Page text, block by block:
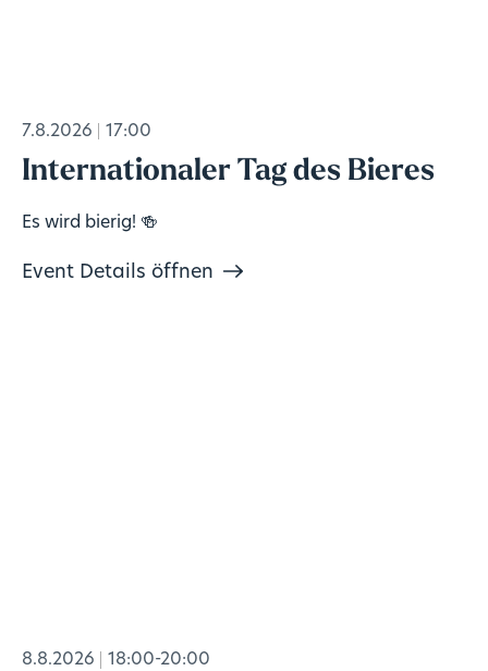
7.8.2026 17:00
Internationaler Tag des Bieres
Es wird bierig! 🍻
Event Details öffnen
8.8.2026 18:00-20:00